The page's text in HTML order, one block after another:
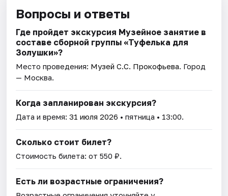
Вопросы и ответы
Где пройдет экскурсия Музейное занятие в
составе сборной группы «Туфелька для
Золушки»?
Место проведения: Музей С.С. Прокофьева. Город
— Москва.
Когда запланирован экскурсия?
Дата и время:31 июля 2026 • пятница • 13:00.
Сколько стоит билет?
Стоимость билета: от 550 ₽.
Есть ли возрастные ограничения?